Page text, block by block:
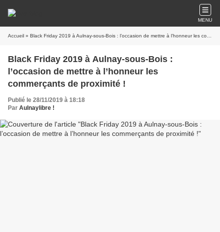
MENU
Accueil » Black Friday 2019 à Aulnay-sous-Bois : l’occasion de mettre à l’honneur les commerçants de proximité !
Black Friday 2019 à Aulnay-sous-Bois :
l’occasion de mettre à l’honneur les
commerçants de proximité !
Publié le 28/11/2019 à 18:18
Par Aulnaylibre !